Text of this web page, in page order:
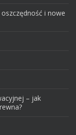
i nowe
– jak